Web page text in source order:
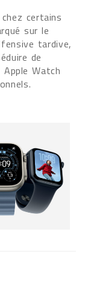
certains
sur le
tardive,
de
Apple Watch